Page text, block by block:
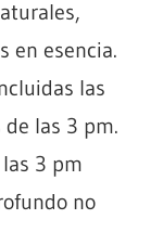
en esencia.
las
las 3 pm.
3 pm
no